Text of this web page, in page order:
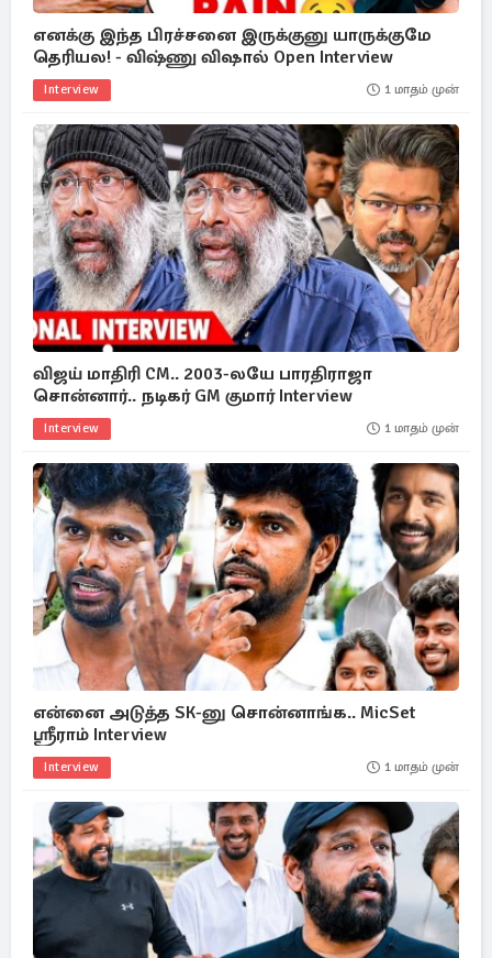
எனக்கு இந்த பிரச்சனை இருக்குனு யாருக்குமே
தெரியல! - விஷ்ணு விஷால் Open Interview
Interview 1 மாதம் முன்
விஜய் மாதிரி CM.. 2003-லயே பாரதிராஜா
சொன்னார்.. நடிகர் GM குமார் Interview
Interview 1 மாதம் முன்
என்னை அடுத்த SK-னு சொன்னாங்க.. MicSet
ஸ்ரீராம் Interview
Interview 1 மாதம் முன்